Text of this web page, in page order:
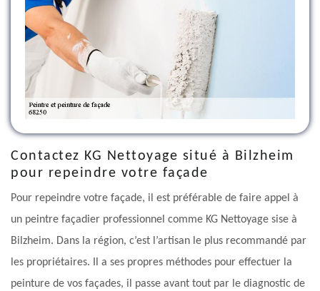
Contactez KG Nettoyage situé à Bilzheim
pour repeindre votre façade
Pour repeindre votre façade, il est préférable de faire appel à
un peintre façadier professionnel comme KG Nettoyage sise à
Bilzheim. Dans la région, c’est l’artisan le plus recommandé par
les propriétaires. Il a ses propres méthodes pour effectuer la
peinture de vos façades, il passe avant tout par le diagnostic de